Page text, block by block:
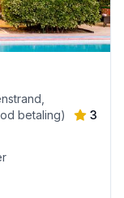
betaling)
3